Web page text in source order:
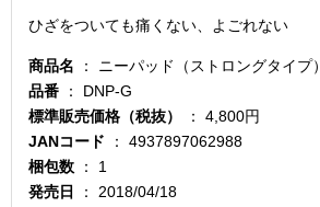
ひざをついても痛くない、よごれない
商品名 ： ニーパッド（ストロングタイプ）
品番 ： DNP-G
標準販売価格（税抜）
： 4,800円
JANコード ： 4937897062988
梱包数 ： 1
発売日
： 2018/04/18